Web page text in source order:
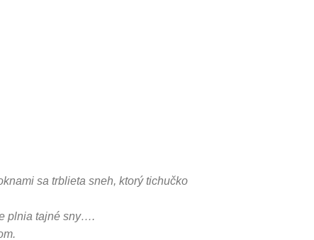
sa trblieta sneh, ktorý tichučko
plnia tajné sny….